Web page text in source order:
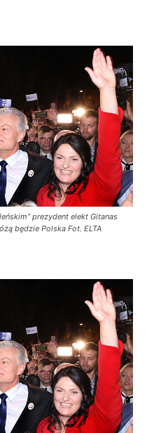
prezydent elekt Gitanas
będzie Polska Fot. ELTA